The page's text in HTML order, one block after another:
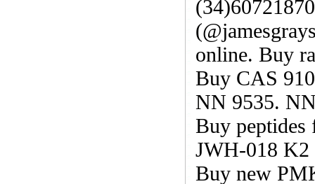
online. Buy
Buy CAS
NN 9535.
Buy peptides
JWH-018 K2
Buy new